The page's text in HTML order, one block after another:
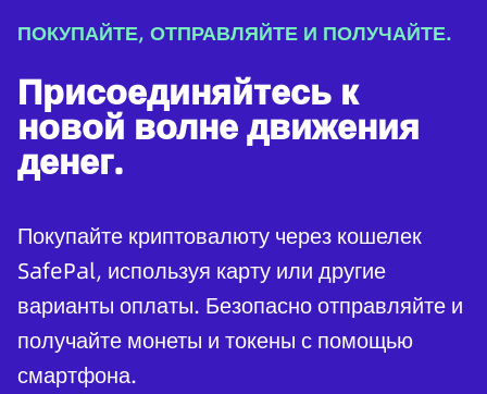
ПОКУПАЙТЕ, ОТПРАВЛЯЙТЕ И ПОЛУЧАЙТЕ.
Присоединяйтесь к
новой волне движения
денег.
Покупайте криптовалюту через кошелек
SafePal, используя карту или другие
варианты оплаты. Безопасно отправляйте и
получайте монеты и токены с помощью
смартфона.